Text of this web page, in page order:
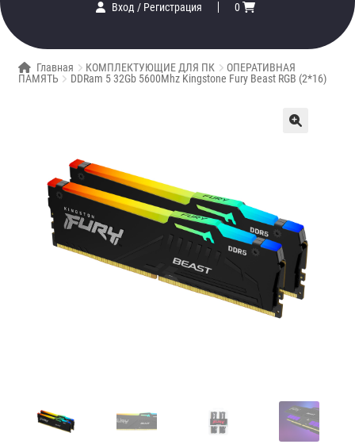
Вход/ Регистрация 0
Главная КОМПЛЕКТУЮЩИЕ ДЛЯ ПК
ОПЕРАТИВНАЯ
ПАМЯТЬ
DDRam 5 32Gb 5600Mhz Kingstone Fury Beast RGB (2*16)